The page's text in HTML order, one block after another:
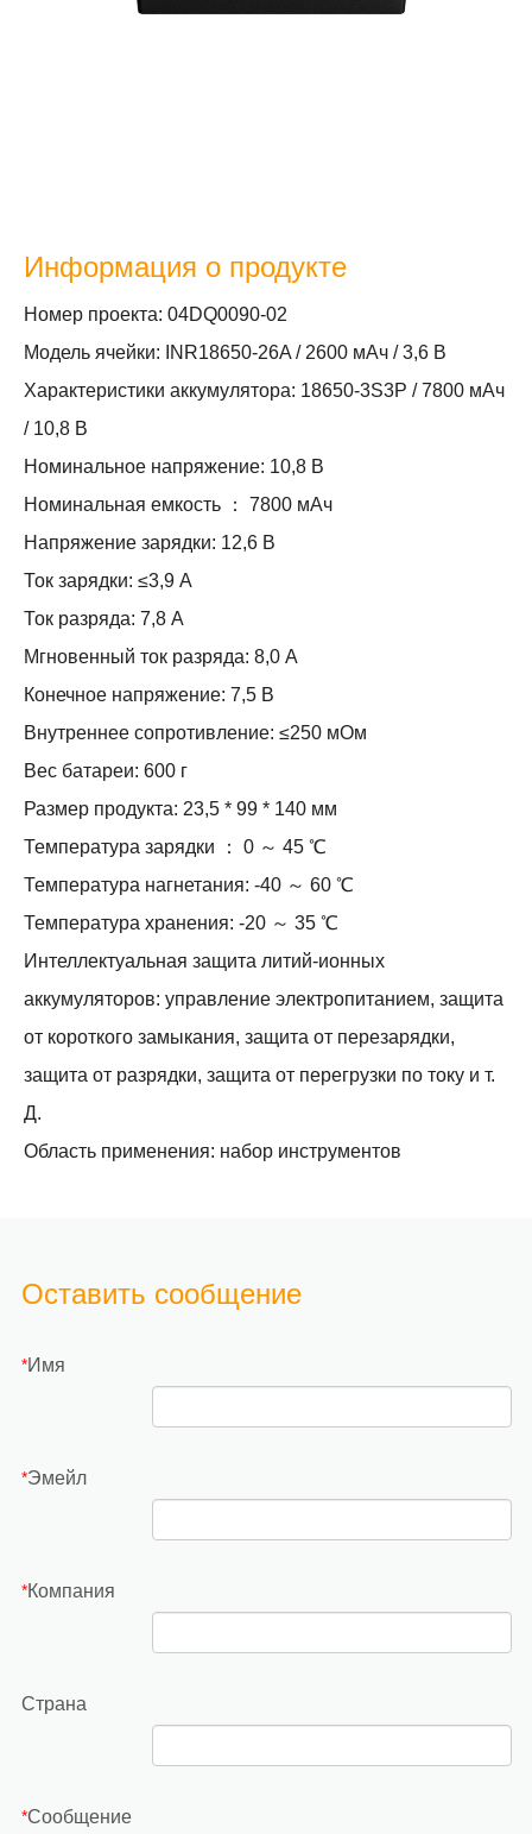
Информация о продукте
Номер проекта: 04DQ0090-02
Модель ячейки: INR18650-26A / 2600 мАч / 3,6 В
Характеристики аккумулятора: 18650-3S3P / 7800 мАч
/ 10,8 В
Номинальное напряжение: 10,8 В
Номинальная емкость ： 7800 мАч
Напряжение зарядки: 12,6 В
Ток зарядки: ≤3,9 А
Ток разряда: 7,8 А
Мгновенный ток разряда: 8,0 А
Конечное напряжение: 7,5 В
Внутреннее сопротивление: ≤250 мОм
Вес батареи: 600 г
Размер продукта: 23,5 * 99 * 140 мм
Температура зарядки ： 0 ～ 45 ℃
Температура нагнетания: -40 ～ 60 ℃
Температура хранения: -20 ～ 35 ℃
Интеллектуальная защита литий-ионных
аккумуляторов: управление электропитанием, защита
от короткого замыкания, защита от перезарядки,
защита от разрядки, защита от перегрузки по току и т.
Д.
Область применения: набор инструментов
Оставить сообщение
*Имя
*Эмейл
*Компания
Страна
*Сообщение